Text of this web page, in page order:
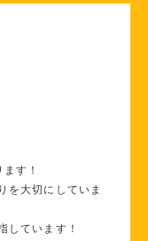
す！
を大切にしていま
しています！